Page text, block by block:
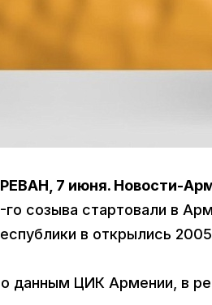
7 июня. Новости-
го созыва стартовали в
в открылись
данным ЦИК Армении, в